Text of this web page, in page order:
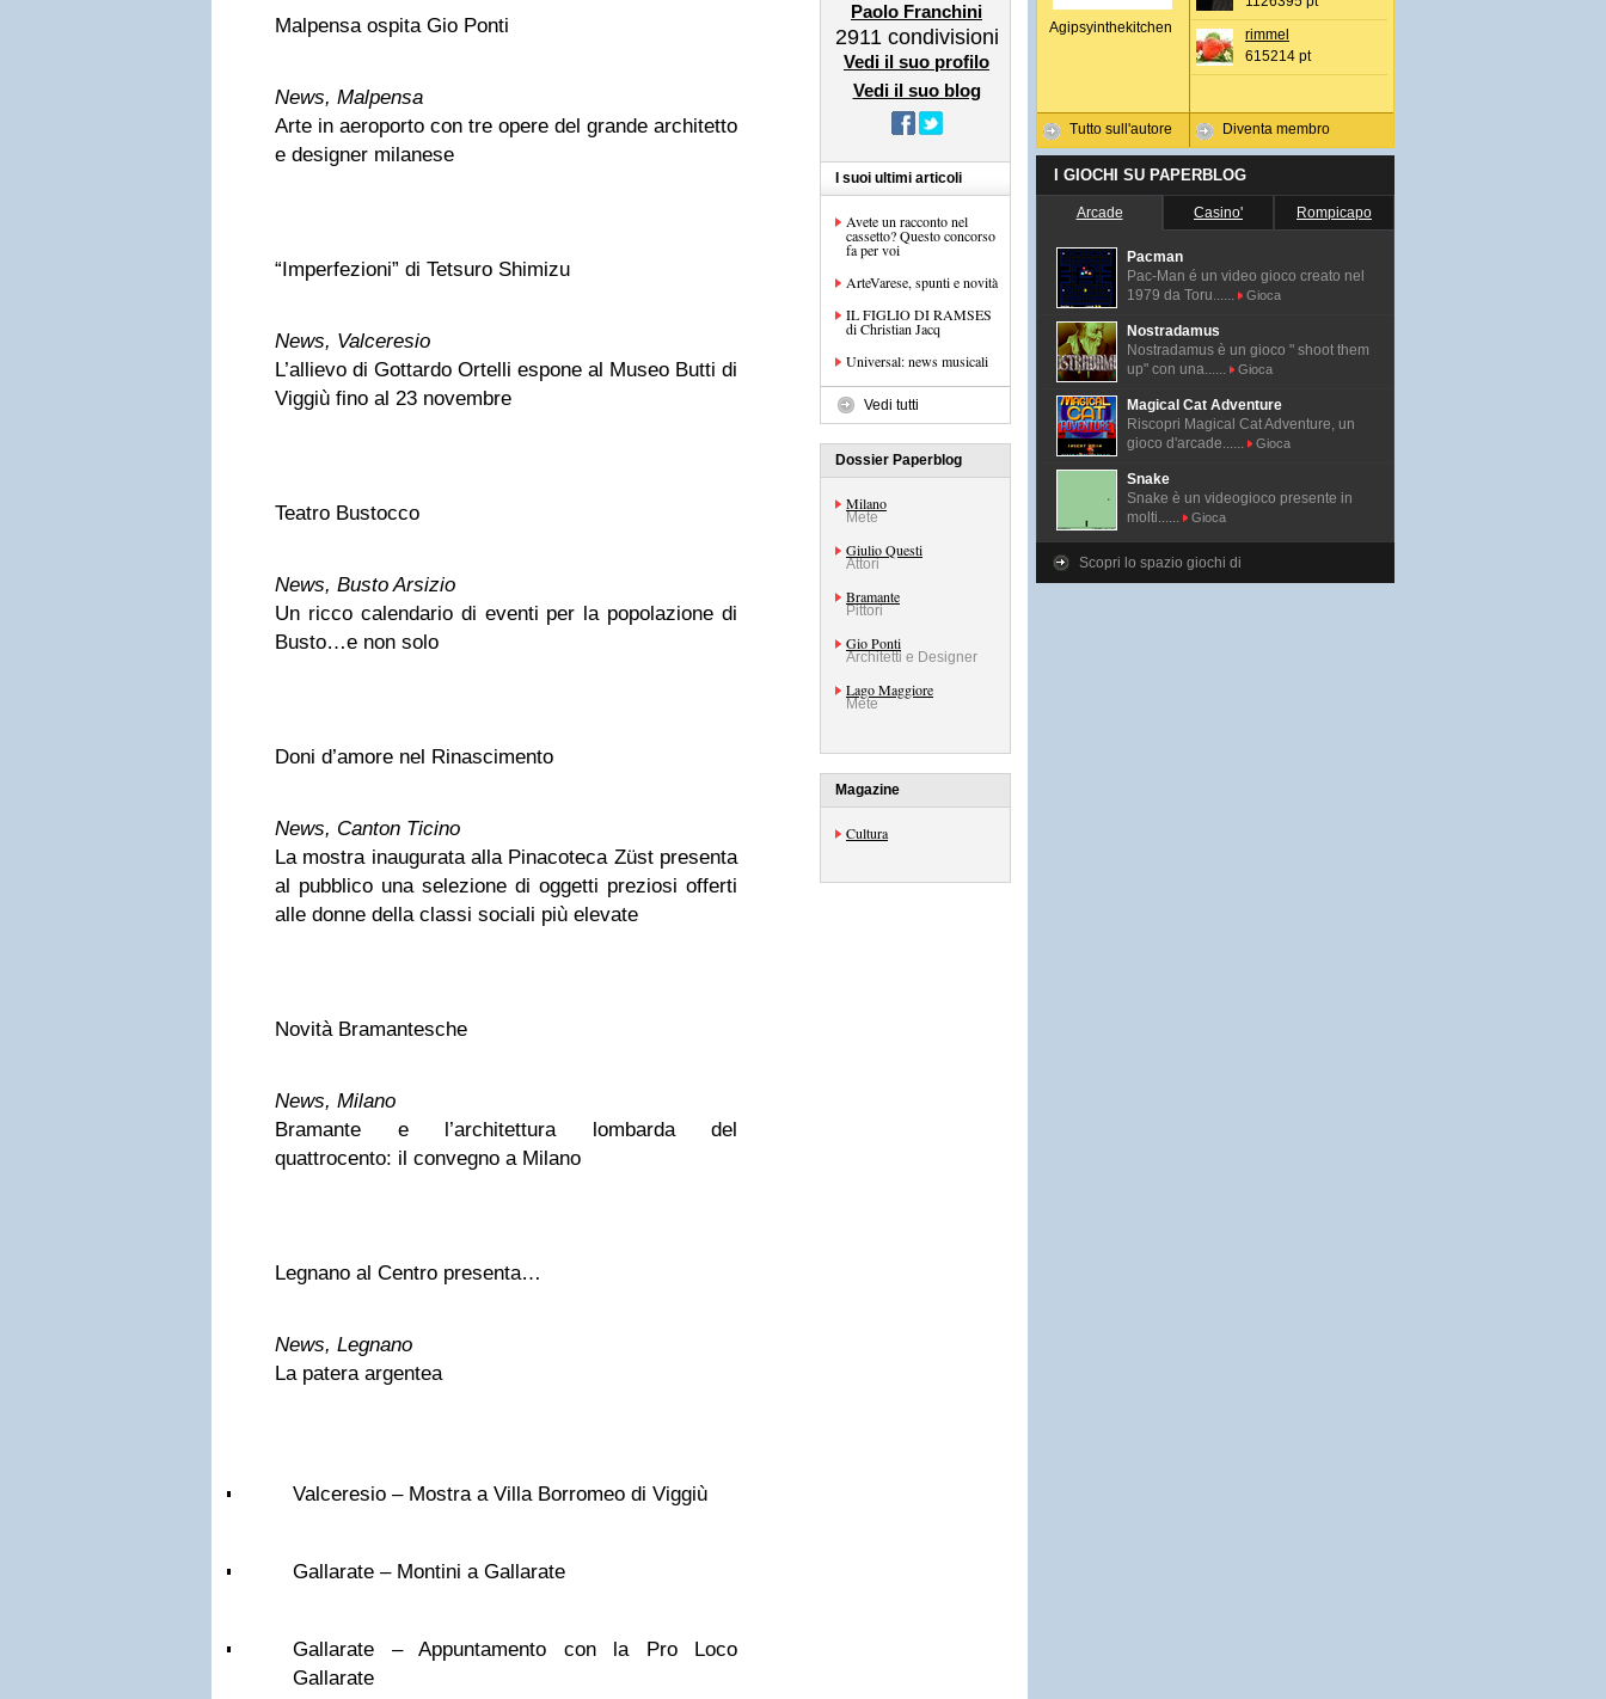
Malpensa ospita Gio Ponti
News, Malpensa
Arte in aeroporto con tre opere del grande architetto
e designer milanese
“Imperfezioni” di Tetsuro Shimizu
News, Valceresio
L’allievo di Gottardo Ortelli espone al Museo Butti di
Viggiù fino al 23 novembre
Teatro Bustocco
News, Busto Arsizio
Un ricco calendario di eventi per la popolazione di
Busto…e non solo
Doni d’amore nel Rinascimento
News, Canton Ticino
La mostra inaugurata alla Pinacoteca Züst presenta
al pubblico una selezione di oggetti preziosi offerti
alle donne della classi sociali più elevate
Novità Bramantesche
News, Milano
Bramante e l’architettura lombarda del
quattrocento: il convegno a Milano
Legnano al Centro presenta…
News, Legnano
La patera argentea
Valceresio – Mostra a Villa Borromeo di Viggiù
Gallarate – Montini a Gallarate
Gallarate – Appuntamento con la Pro Loco
Gallarate
Paolo Franchini
2911 condivisioni
Vedi il suo profilo
Vedi il suo blog
I suoi ultimi articoli
Avete un racconto nel
cassetto? Questo concorso
fa per voi
ArteVarese, spunti e novità
IL FIGLIO DI RAMSES
di Christian Jacq
Universal: news musicali
Vedi tutti
Dossier Paperblog
Milano
Mete
Giulio Questi
Attori
Bramante
Pittori
Gio Ponti
Architetti e Designer
Lago Maggiore
Mete
Magazine
Cultura
Agipsyinthekitchen
Tutto sull'autore
rimmel
615214 pt
Diventa membro
I GIOCHI SU PAPERBLOG
Arcade Casino' Rompicapo
Pacman
Pac-Man é un video gioco creato nel
1979 da Toru......
Gioca
Nostradamus
Nostradamus è un gioco " shoot them
up" con una......
Gioca
Magical Cat Adventure
Riscopri Magical Cat Adventure, un
gioco d'arcade......
Gioca
Snake
Snake è un videogioco presente in
molti......
Gioca
Scopri lo spazio giochi di